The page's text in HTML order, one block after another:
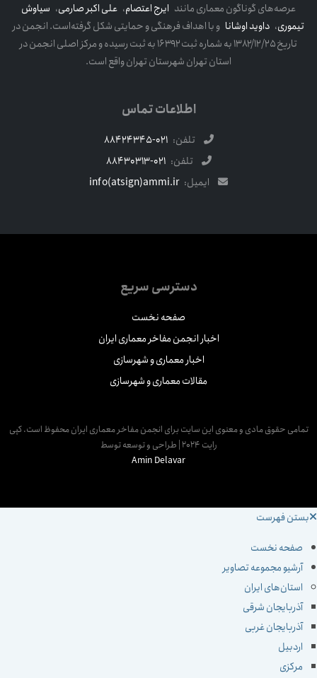
عرصه‌های گوناگون معماری مانندایرج اعتصام،علی اکبر صارمی،سیاوش
تیموری،داوید اوشاناو با اهداف فرهنگی و حمایتی شکل گرفته‌است. انجمن در
تاریخ ۱۳۸۲/۱۲/۲۵ به شماره ثبت ۱۶۳۹۲ به ثبت رسیده و مرکز اصلی انجمن در
استان تهران شهرستان تهران واقع است.
اطلاعات تماس
تلفن: 021-88424345
تلفن: 021-88430313
ایمیل: info(atsign)ammi.ir
دسترسی سریع
صفحه نخست
اخبار انجمن مفاخر معماری ایران
اخبار معماری و شهرسازی
مقالات معماری و شهرسازی
حقوق مادی و معنوی این سایت برای انجمن مفاخر معماری ایران محفوظ است. کپی
رایت 2024 | طراحی و توسعه توسط
Amin Delavar
فهرست
صفحه نخست
آرشیو مجموعه تصاویر
استان‌های ایران
آذربایجان شرقی
آذربایجان غربی
اردبیل
مرکزی